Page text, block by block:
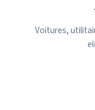
Voitures,